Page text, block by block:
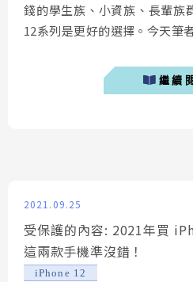
錢的學生族、小資族、長輩族
12系列是更好的選擇。今天筆
將整理降價後的 iPhone
繼續
2021.09.25
受保護的內容: 2021年買
這兩款手機準沒錯！
iPhone 12